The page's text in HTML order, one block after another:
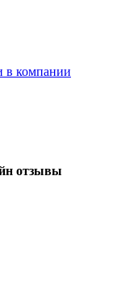
в компании
отзывы